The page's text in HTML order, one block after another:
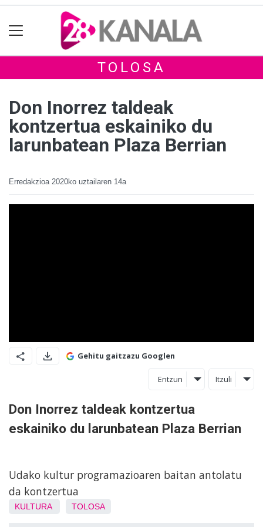
TOLOSA
Don Inorrez taldeak
kontzertua eskainiko du
larunbatean Plaza Berrian
Erredakzioa 2020ko uztailaren 14a
Gehitu gaitzazu Googlen
Entzun Itzuli
Don Inorrez taldeak kontzertua
eskainiko du larunbatean Plaza Berrian
Udako kultur programazioaren baitan antolatu
da kontzertua
KULTURA TOLOSA